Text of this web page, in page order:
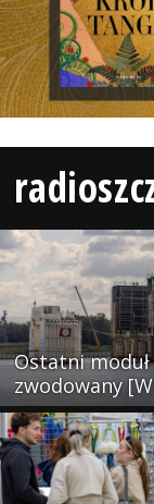
Ostatni moduł
zwodowany